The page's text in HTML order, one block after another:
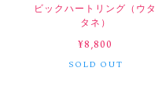
ビックハートリング（ウタ
タネ）
¥8,800
SOLD OUT